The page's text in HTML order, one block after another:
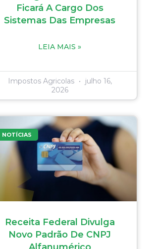
Ficará A Cargo Dos
Sistemas Das Empresas
LEIA MAIS »
Impostos Agricolas
julho 16,
2026
NOTÍCIAS
Receita Federal Divulga
Novo Padrão De CNPJ